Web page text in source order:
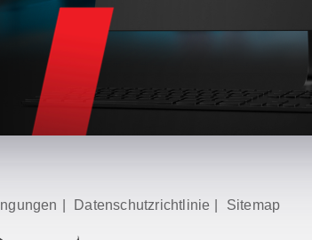
Datenschutzrichtlinie Sitemap